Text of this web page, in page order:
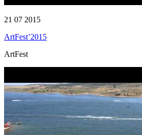
21 07 2015
ArtFest’2015
ArtFest